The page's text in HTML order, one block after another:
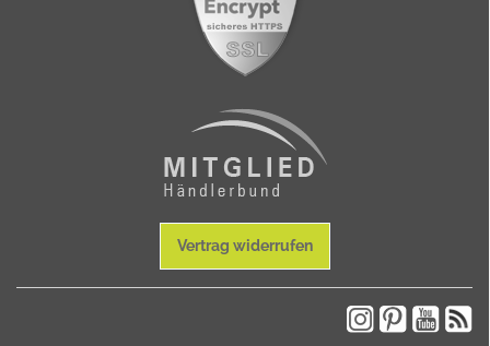
Vertrag widerrufen